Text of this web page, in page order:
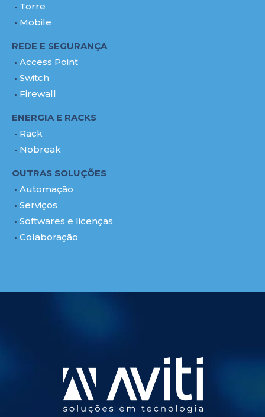
Torre
Mobile
REDE E SEGURANÇA
Access Point
Switch
Firewall
ENERGIA E RACKS
Rack
Nobreak
OUTRAS SOLUÇÕES
Automação
Serviços
Softwares e licenças
Colaboração